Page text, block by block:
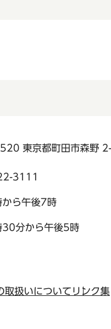
東京都町田市森野
3111
から午後7時
30分から午後5時
取扱いについて リンク集